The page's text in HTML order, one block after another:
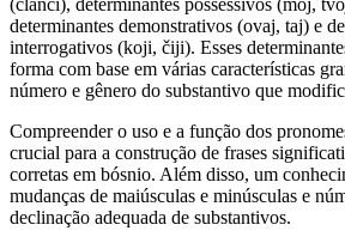
determinantes demonstrativos (ovaj, taj) e
interrogativos (koji, čiji). Esses
forma com base em várias características
número e gênero do substantivo que
Compreender o uso e a função dos
crucial para a construção de frases
corretas em bósnio. Além disso, um
mudanças de maiúsculas e minúsculas e
declinação adequada de substantivos.